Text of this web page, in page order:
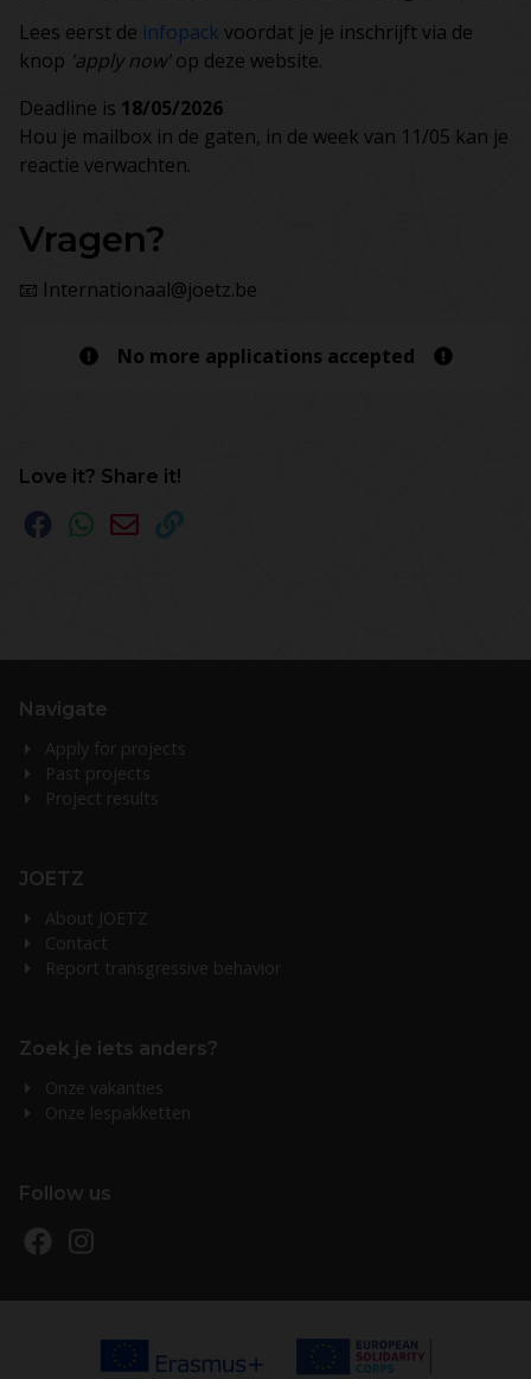
Lees eerst de infopack voordat je je inschrijft via de
knop 'apply now'op deze website.
Deadline is 18/05/2026
Hou je mailbox in de gaten, in de week van 11/05 kan je
reactie verwachten.
Vragen?
📧 Internationaal@joetz.be
No more applications accepted
Love it? Share it!
Navigate
Apply for projects
Past projects
Project results
JOETZ
About JOETZ
Contact
Report transgressive behavior
Zoek je iets anders?
Onze vakanties
Onze lespakketten
Follow us